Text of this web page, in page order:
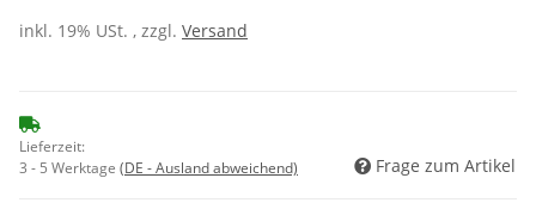
inkl. 19% USt. , zzgl. Versand
Lieferzeit:
3 - 5 Werktage (DE - Ausland abweichend) Frage zum Artikel